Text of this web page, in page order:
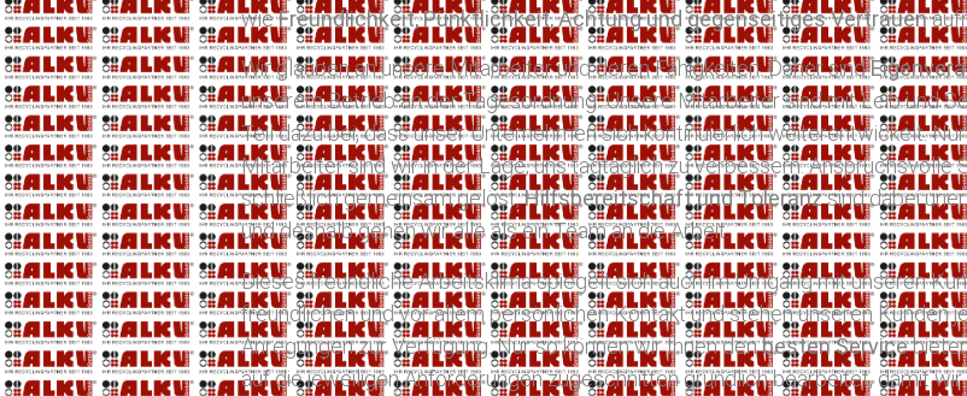
wieFreundlichkeit, Pünktlichkeit, Achtung und gegenseitiges Vertrauen
Wir glauben an unsere Mitarbeiter und deren Fähigkeiten. Daher sind
unserem Betrieb an der Tagesordnung. Unsere Mitarbeiter sind mit Leib und
Teil dazu bei, dass unser Unternehmen sich kontinuierlich weiterentwickelt.
Mitarbeiter sind wir in der Lage, uns tagtäglich zu verbessern. Anspruchsvolle
schließlich gemeinsam gelöst,Hilfsbereitschaft und Toleranzsind dabei
und deshalb gehen wir alle als ein Team an die Arbeit.
Dieses freundliche Arbeitsklima spiegelt sich auch im Umgang mit unseren
freundlichen und vor allem persönlichen Kontakt und stehen unseren Kunden
Anregungen zur Verfügung. Nur so können wir Ihnen denbesten Service
auf die jeweiligen Anforderungen zugeschnitten gründlich bearbeitet, damit